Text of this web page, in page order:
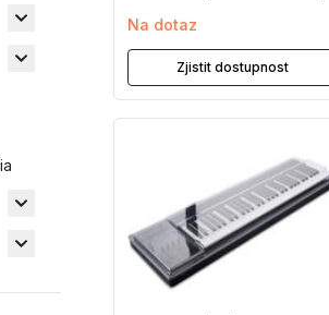
Na dotaz
Zjistit dostupnost